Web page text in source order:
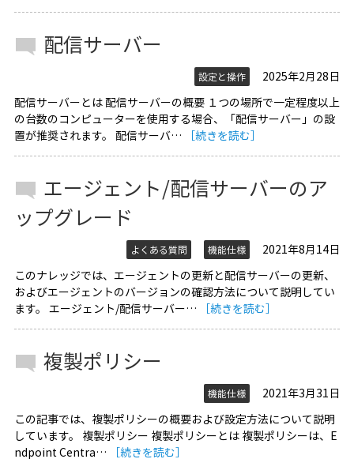
配信サーバー
設定と操作
2025年2月28日
配信サーバーとは 配信サーバーの概要 １つの場所で一定程度以上
の台数のコンピューターを使用する場合、「配信サーバー」の設
置が推奨されます。 配信サーバ…
［続きを読む］
エージェント/配信サーバーのア
ップグレード
よくある質問 機能仕様
2021年8月14日
このナレッジでは、エージェントの更新と配信サーバーの更新、
およびエージェントのバージョンの確認方法について説明してい
ます。 エージェント/配信サーバー…
［続きを読む］
複製ポリシー
機能仕様
2021年3月31日
この記事では、複製ポリシーの概要および設定方法について説明
しています。 複製ポリシー 複製ポリシーとは 複製ポリシーは、E
ndpoint Centra…
［続きを読む］